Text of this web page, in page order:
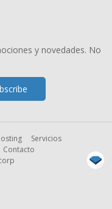
y novedades. No
Servicios
Contacto